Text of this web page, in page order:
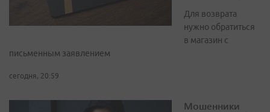
Для возврата
нужно обратиться
в магазин с
письменным заявлением
сегодня, 20:59
Мошенники